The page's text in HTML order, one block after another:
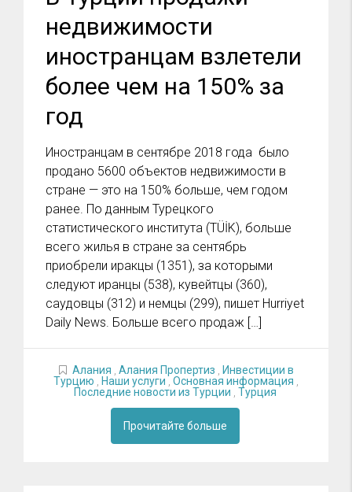
недвижимости
иностранцам взлетели
более чем на 150% за
год
Иностранцам в сентябре 2018 года было
продано 5600 объектов недвижимости в
стране — это на 150% больше, чем годом
ранее. По данным Турецкого
статистического института (TÜİK), больше
всего жилья в стране за сентябрь
приобрели иракцы (1351), за которыми
следуют иранцы (538), кувейтцы (360),
саудовцы (312) и немцы (299), пишет Hurriyet
Daily News. Больше всего продаж […]
Алания Алания Пропертиз
Инвестиции в
Турцию
Наши услуги Основная информация
Последние новости из Турции
Турция
Прочитайте больше